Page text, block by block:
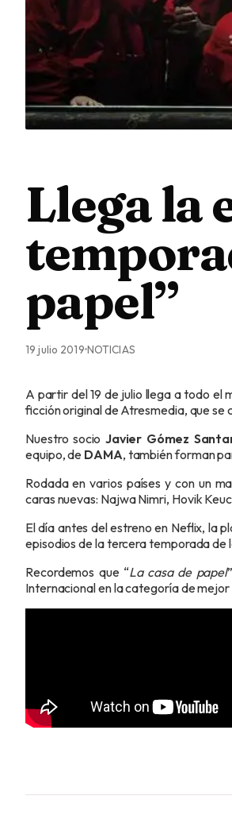
Llega la
papel”
19 julio 2019 NOTICIAS
A partir del 19 de julio llega a todo el
ficción original de Atresmedia, que se
Nuestro socio Javier Gómez
equipo, de DAMA, también forman
Rodada en varios países y con un
caras nuevas: Najwa Nimri, Hovik
El día antes del estreno en Neflix, la
episodios de la tercera temporada de
Recordemos que “La casa de papel
Internacional en la categoría de mejor